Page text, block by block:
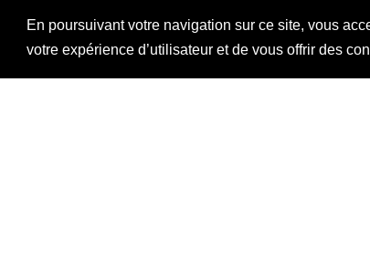
En poursuivant votre navigation sur ce site, vous
votre expérience d’utilisateur et de vous offrir des